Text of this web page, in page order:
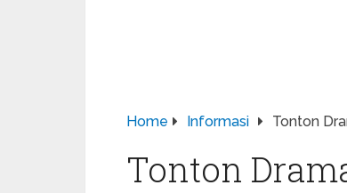
Home Informasi Tonton
Tonton